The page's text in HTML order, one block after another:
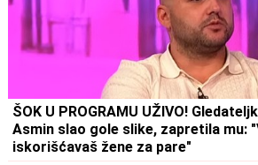
ŠOK U PROGRAMU UŽIVO!
Asmin slao gole slike, zapretila mu:
iskorišćavaš žene za pare"